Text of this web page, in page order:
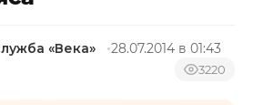
«Века» 28.07.2014 в 01:43
3220